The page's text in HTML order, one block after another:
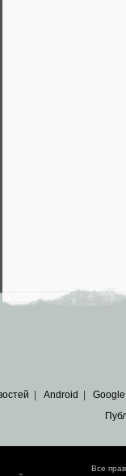
Android Google
Все